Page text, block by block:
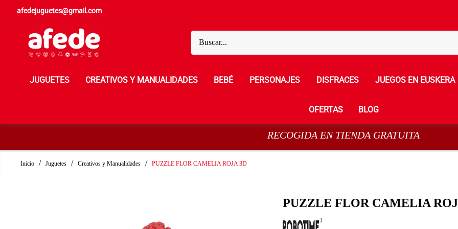
afedejuguetes@gmail.com
JUGUETES CREATIVOS Y MANUALIDADES BEBÉ PERSONAJES DISFRACES JUEGOS EN EUSKERA
OFERTAS BLOG
RECOGIDA EN TIENDA GRATUITA
Inicio Juguetes Creativos y Manualidades PUZZLE FLOR CAMELIA ROJA 3D
PUZZLE FLOR CAMELIA